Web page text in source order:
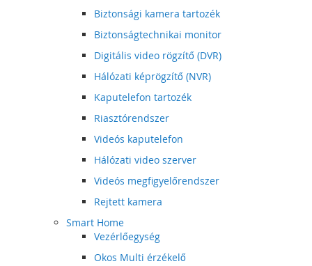
Biztonsági kamera tartozék
Biztonságtechnikai monitor
Digitális video rögzítő (DVR)
Hálózati képrögzítő (NVR)
Kaputelefon tartozék
Riasztórendszer
Videós kaputelefon
Hálózati video szerver
Videós megfigyelőrendszer
Rejtett kamera
Smart Home
Vezérlőegység
Okos Multi érzékelő